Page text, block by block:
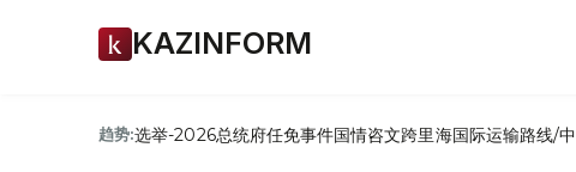
KAZINFORM
趋势:选举-2026总统府任免事件国情咨文跨里海国际运输路线/